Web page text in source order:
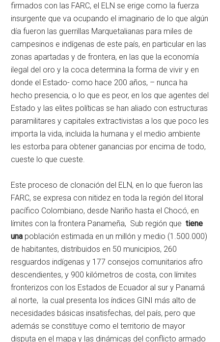
firmados con las FARC, el ELN se erige como la fuerza
insurgente que va ocupando el imaginario de lo que algún
día fueron las guerrillas Marquetalianas para miles de
campesinos e indígenas de este país, en particular en las
zonas apartadas y de frontera, en las que la economía
ilegal del oro y la coca determina la forma de vivir y en
donde el Estado- como hace 200 años, – nunca ha
hecho presencia, o lo que es peor, en los que agentes del
Estado y las elites políticas se han aliado con estructuras
paramilitares y capitales extractivistas a los que poco les
importa la vida, incluida la humana y el medio ambiente
les estorba para obtener ganancias por encima de todo,
cueste lo que cueste.
Este proceso de clonación del ELN, en lo que fueron las
FARC, se expresa con nitidez en toda la región del litoral
pacífico Colombiano, desde Nariño hasta el Chocó, en
límites con la frontera Panameña, Sub región quetiene
una población estimada en un millón y medio (1.500.000)
de habitantes, distribuidos en 50 municipios, 260
resguardos indígenas y 177 consejos comunitarios afro
descendientes, y 900 kilómetros de costa, con límites
fronterizos con los Estados de Ecuador al sur y Panamá
al norte, la cual presenta los índices GINI más alto de
necesidades básicas insatisfechas, del país, pero que
además se constituye como el territorio de mayor
disputa en el mapa y las dinámicas del conflicto armado